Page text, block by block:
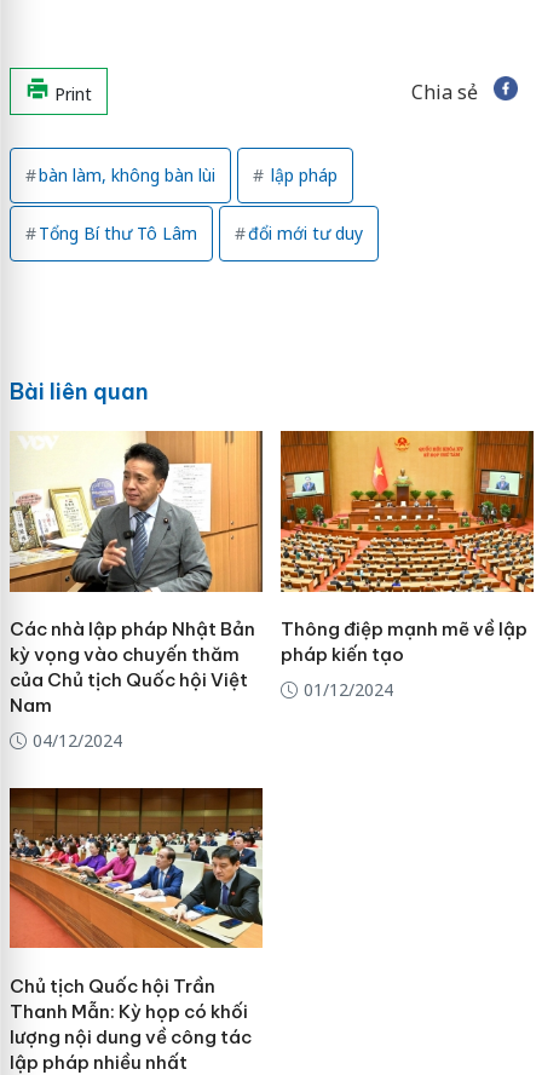
Print Chia sẻ
bàn làm, không bàn lùi lập pháp
Tổng Bí thư Tô Lâm đổi mới tư duy
Bài liên quan
Các nhà lập pháp Nhật Bản
kỳ vọng vào chuyến thăm
của Chủ tịch Quốc hội Việt
Nam
04/12/2024
Thông điệp mạnh mẽ về lập
pháp kiến tạo
01/12/2024
Chủ tịch Quốc hội Trần
Thanh Mẫn: Kỳ họp có khối
lượng nội dung về công tác
lập pháp nhiều nhất